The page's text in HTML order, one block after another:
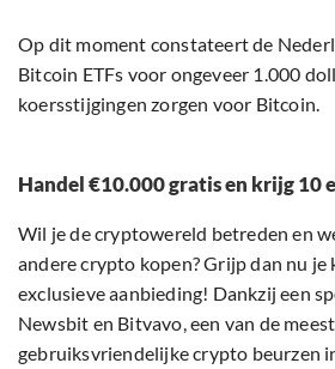
Op dit moment constateert de
Bitcoin ETFs voor ongeveer 1.000
koersstijgingen zorgen voor Bitcoin.
Handel €10.000 gratis en krijg 10
Wil je de cryptowereld betreden en
andere crypto kopen? Grijp dan nu je
exclusieve aanbieding! Dankzij een
Newsbit en Bitvavo, een van de
gebruiksvriendelijke crypto beurzen